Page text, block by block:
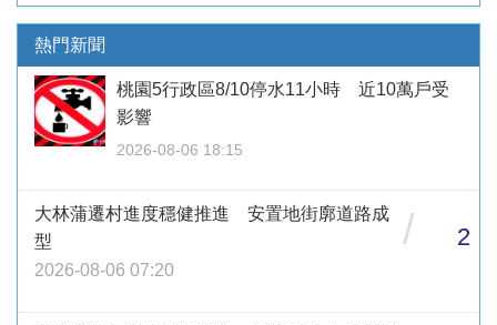
熱門新聞
桃園5行政區8/10停水11小時 近10萬戶受
影響
2026-08-06 18:15
大林蒲遷村進度穩健推進 安置地街廓道路成
型
2026-08-06 07:20
/ 2